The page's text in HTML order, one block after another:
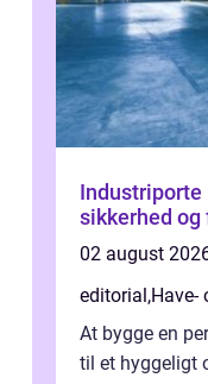
Industriporte
sikkerhed
02 august
editorial,Have-
At bygge en
til et hyggeligt